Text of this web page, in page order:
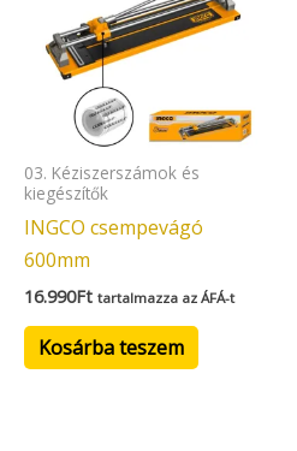
03. Kéziszerszámok és
kiegészítők
INGCO csempevágó
600mm
16.990Ft tartalmazza az ÁFÁ-t
Kosárba teszem